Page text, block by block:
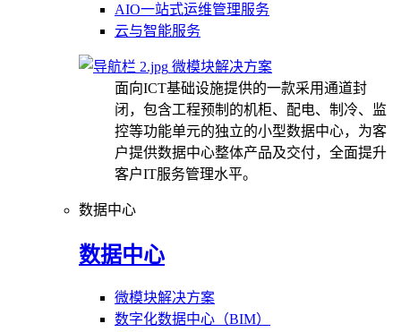
AIO一站式运维管理服务
云与智能服务
微模块解决方案
面向ICT基础设施提供的一款采用通道封
闭，包含工程预制的机柜、配电、制冷、监
控等功能单元的独立的小型数据中心，为客
户提供数据中心整体产品及交付，全面提升
客户IT服务管理水平。
数据中心
数据中心
微模块解决方案
数字化数据中心（BIM）